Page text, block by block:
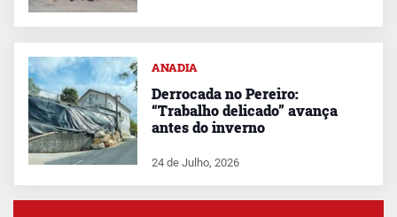
ANADIA
Derrocada no Pereiro:
“Trabalho delicado” avança
antes do inverno
24 de Julho, 2026